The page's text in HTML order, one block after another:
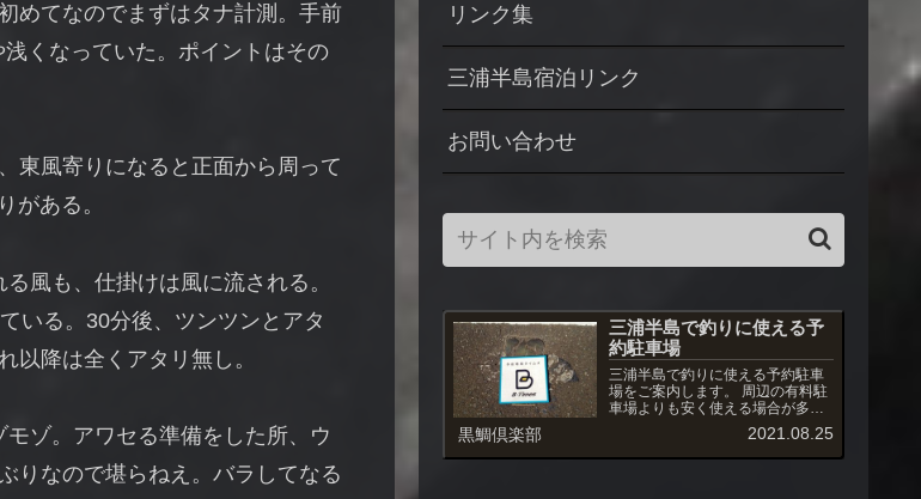
めてなのでまずはタナ計測。手前
くなっていた。ポイントはその
東風寄りになると正面から周って
がある。
風も、仕掛けは風に流される。
いる。30分後、ツンツンとアタ
以降は全くアタリ無し。
ゾ。アワセる準備をした所、ウ
りなので堪らねえ。バラしてなる
リンク集
三浦半島宿泊リンク
お問い合わせ
三浦半島で釣りに使える予
約駐車場
三浦半島で釣りに使える予約駐車
場をご案内します。 周辺の有料駐
車場よりも安く使える場合が多
く、また駐車場への出入りも自由
黒鯛倶楽部 2021.08.25